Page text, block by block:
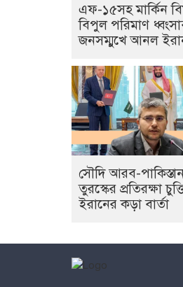
এফ-১৫সহ মার্কিন
বিপুল পরিমাণ
জনসম্মুখে আনল
সৌদি আরব-
তুরস্কের প্রতিরক্ষা
ইরানের কড়া বার্তা